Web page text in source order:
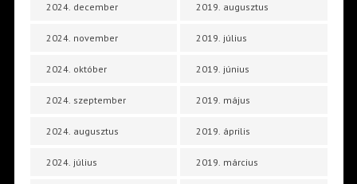
2024. december
2024. november
2024. október
2024. szeptember
2024. augusztus
2024. július
2019. augusztus
2019. július
2019. június
2019. május
2019. április
2019. március